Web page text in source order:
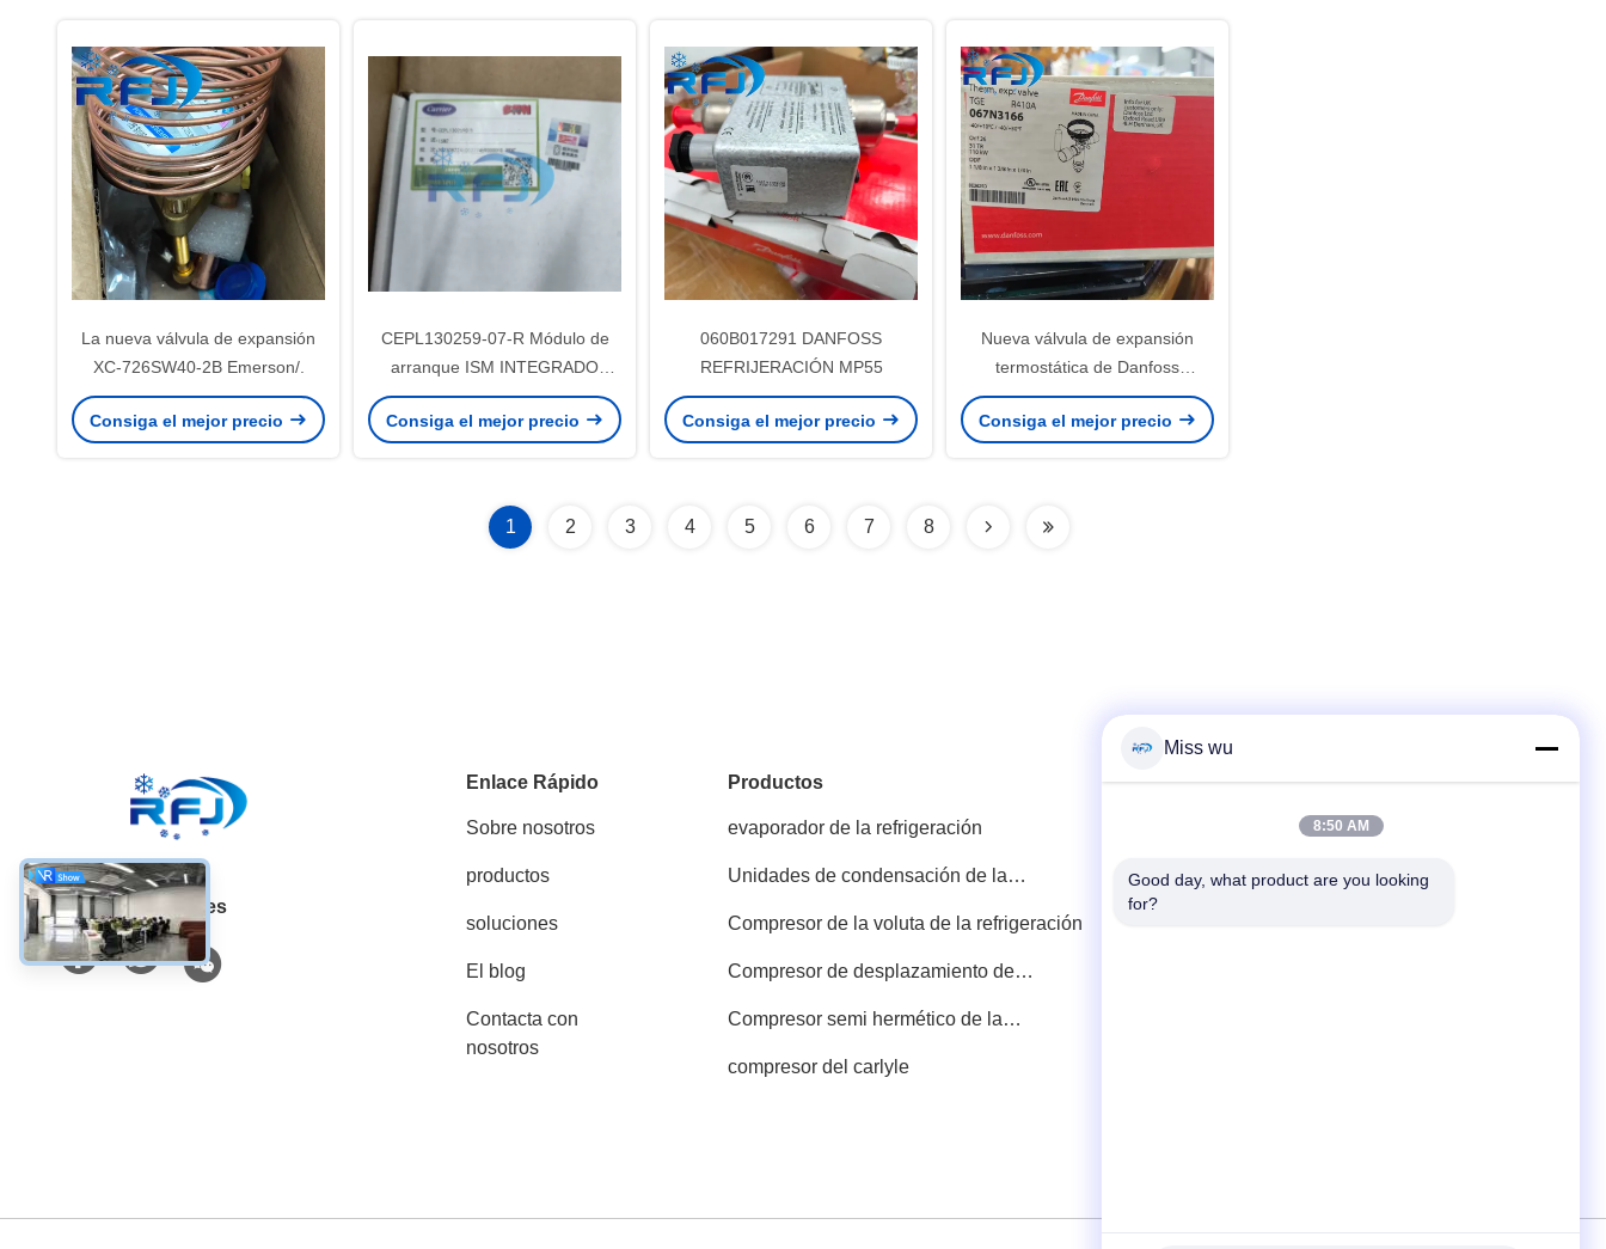
La nueva válvula de expansión
XC-726SW40-2B Emerson/.
Consiga el mejor precio
CEPL130259-07-R Módulo de
arranque ISM INTEGRADO
Carrier
Consiga el mejor precio
060B017291 DANFOSS
REFRIJERACIÓN MP55
Consiga el mejor precio
Nueva válvula de expansión
termostática de Danfoss
067N3166
Consiga el mejor precio
1 2 3 4 5 6 7 8
Las redes sociales
Enlace Rápido
Sobre nosotros
productos
soluciones
El blog
Contacta con
nosotros
Productos
evaporador de la refrigeración
Unidades de condensación de la
Compresor de la voluta de la refrigeración
Compresor de desplazamiento de
Compresor semi hermético de la
compresor del carlyle
Contacto rápido
Miss wu
8:50 AM
Good day, what product are you looking
for?